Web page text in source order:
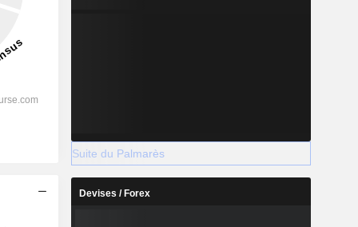
Suite du Palmarès
Devises / Forex